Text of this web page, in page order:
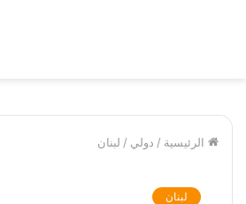
الرئيسية / دولي / لبنان
لبنان